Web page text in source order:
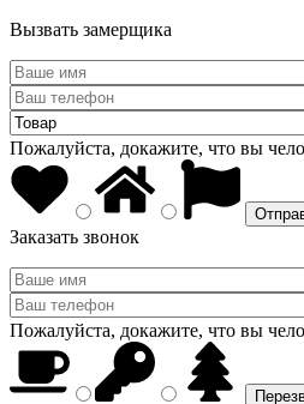
Вызвать замерщика
Пожалуйста, докажите, что вы
Заказать звонок
Пожалуйста, докажите, что вы